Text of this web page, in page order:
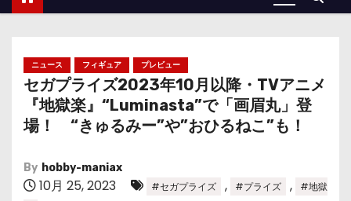
ニュース フィギュア プレビュー
セガプライズ2023年10月以降・TVアニメ
『地獄楽』“Luminasta”で「画眉丸」登
場！ “きゅるみー”や”おひるねこ”も！
By hobby-maniax
10月 25, 2023 #セガプライズ , #プライズ ,
#地獄